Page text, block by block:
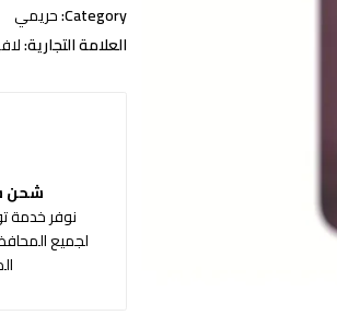
Category: حريمي
العلامة التجارية:
شحن
نوفر خدمة
لجميع